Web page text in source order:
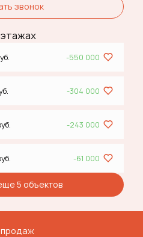
звонок
-550 000
-304 000
-243 000
-61 000
5 объектов
продаж